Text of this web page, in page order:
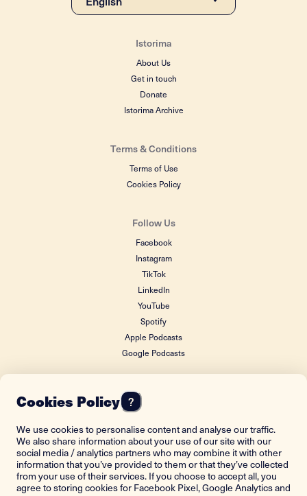
Istorima
About Us
Get in touch
Donate
Istorima Archive
Terms & Conditions
Terms of Use
Cookies Policy
Follow Us
Facebook
Instagram
TikTok
LinkedIn
YouTube
Spotify
Apple Podcasts
Google Podcasts
FOUNDING DONOR
Cookies Policy ?
We use cookies to personalise content and analyse our traffic.
We also share information about your use of our site with our
social media / analytics partners who may combine it with other
information that you’ve provided to them or that they’ve collected
from your use of their services. If you choose to accept all, you
agree to storing cookies for Facebook Pixel, Google Analytics and